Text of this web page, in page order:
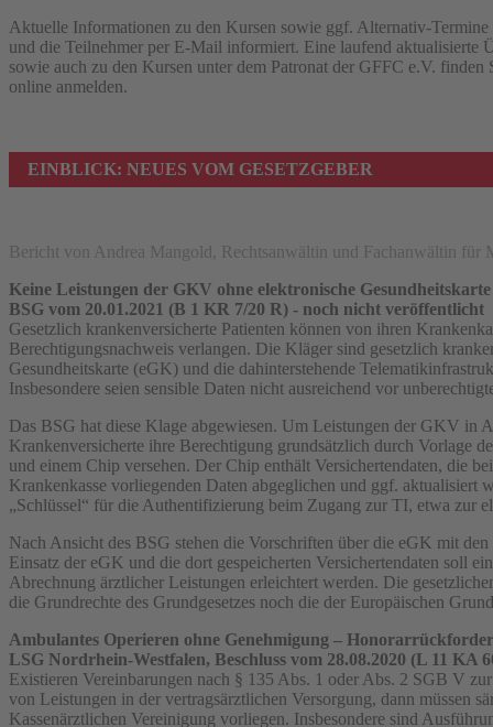
Aktuelle Informationen zu den Kursen sowie ggf. Alternativ-
und die Teilnehmer per E-Mail informiert. Eine laufend aktualisierte
sowie auch zu den Kursen unter dem Patronat der GFFC e.V.
online anmelden.
EINBLICK: NEUES VOM GESETZGEBER
Bericht von Andrea Mangold, Rechtsanwältin und Fachanwältin für
Keine Leistungen der GKV ohne elektronische Gesundheitskarte
BSG vom 20.01.2021 (B 1 KR 7/20 R) - noch nicht veröffentlicht
Gesetzlich krankenversicherte Patienten können von ihren
Berechtigungsnachweis verlangen. Die Kläger sind gesetzlich
Gesundheitskarte (eGK) und die dahinterstehende
Insbesondere seien sensible Daten nicht ausreichend vor
Das BSG hat diese Klage abgewiesen. Um Leistungen der GKV in
Krankenversicherte ihre Berechtigung grundsätzlich durch Vorlage
und einem Chip versehen. Der Chip enthält Versichertendaten, die
Krankenkasse vorliegenden Daten abgeglichen und ggf. aktualisiert
„Schlüssel“ für die Authentifizierung beim Zugang zur TI, etwa zur
Nach Ansicht des BSG stehen die Vorschriften über die eGK mit
Einsatz der eGK und die dort gespeicherten Versichertendaten soll
Abrechnung ärztlicher Leistungen erleichtert werden. Die
die Grundrechte des Grundgesetzes noch die der Europäischen
Ambulantes Operieren ohne Genehmigung –
LSG Nordrhein-Westfalen, Beschluss vom 28.08.2020 (L 11 KA
Existieren Vereinbarungen nach § 135 Abs. 1 oder Abs. 2 SGB V
von Leistungen in der vertragsärztlichen Versorgung, dann müssen
Kassenärztlichen Vereinigung vorliegen. Insbesondere sind